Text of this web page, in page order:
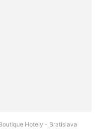
Hotely - Bratislava